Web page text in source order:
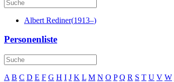
Albert Rediner(1913–)
Personenliste
A B C D E F G H I J K L M N O P Q R S T U V W